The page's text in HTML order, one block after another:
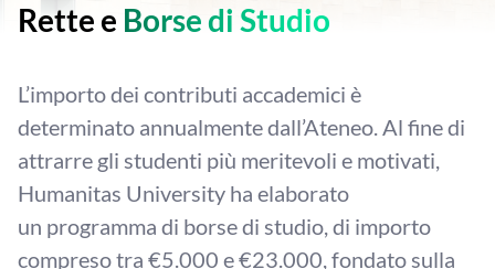
Rette e Borse di Studio
L’importo dei contributi accademici è
determinato annualmente dall’Ateneo. Al fine di
attrarre gli studenti più meritevoli e motivati,
Humanitas University ha elaborato
un programma di borse di studio, di importo
compreso tra €5.000 e €23.000, fondato sulla